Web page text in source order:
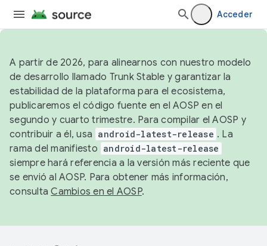
Acceder
A partir de 2026, para alinearnos con nuestro modelo
de desarrollo llamado Trunk Stable y garantizar la
estabilidad de la plataforma para el ecosistema,
publicaremos el código fuente en el AOSP en el
segundo y cuarto trimestre. Para compilar el AOSP y
contribuir a él, usa android-latest-release . La
rama del manifiesto android-latest-release
siempre hará referencia a la versión más reciente que
se envió al AOSP. Para obtener más información,
consultaCambios en el AOSP.